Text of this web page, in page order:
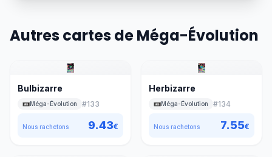
Autres cartes de Méga-Évolution
Bulbizarre
Méga-Évolution #133
Nous rachetons 9.43€
Herbizarre
Méga-Évolution #134
Nous rachetons 7.55€